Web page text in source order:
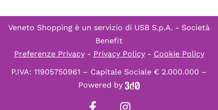
Veneto Shopping è un servizio di USB S.p.A. - Società
Benefit
Preferenze Privacy- Privacy Policy- Cookie Policy
P.IVA: 11905750961 – Capitale Sociale € 2.000.000 –
Powered by